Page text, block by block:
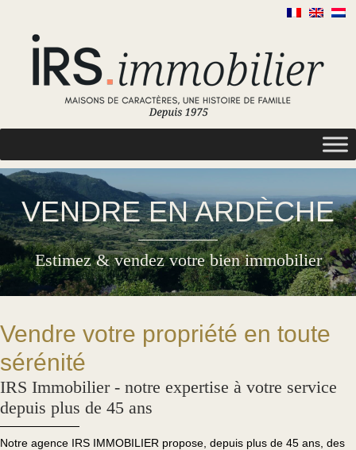
VENDRE EN ARDÈCHE
Estimez & vendez votre bien immobilier
Vendre votre propriété en toute
sérénité
IRS Immobilier - notre expertise à votre service
depuis plus de 45 ans
Notre agence IRS IMMOBILIER propose, depuis plus de 45 ans, des